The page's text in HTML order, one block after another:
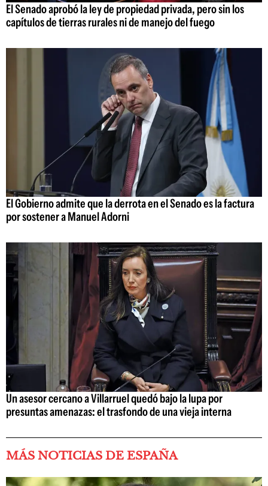
El Senado aprobó la ley de propiedad privada, pero sin los
capítulos de tierras rurales ni de manejo del fuego
El Gobierno admite que la derrota en el Senado es la factura
por sostener a Manuel Adorni
Un asesor cercano a Villarruel quedó bajo la lupa por
presuntas amenazas: el trasfondo de una vieja interna
MÁS NOTICIAS DE ESPAÑA